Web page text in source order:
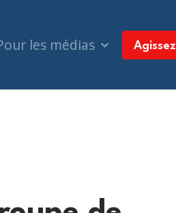
les médias Agissez